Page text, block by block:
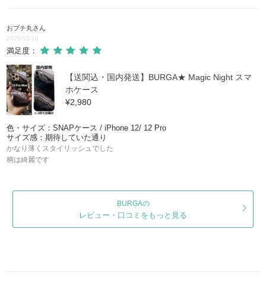
おプチ丸さん
2025/12/10
満足度：
【送関込・国内発送】BURGA★ Magic Night スマ
ホケース
¥2,980
色・サイズ：SNAPケース / iPhone 12/ 12 Pro
サイズ感：期待していた通り
かなり薄くスタイリッシュでした
柄は綺麗です
BURGAの
レビュー・口コミをもっと見る